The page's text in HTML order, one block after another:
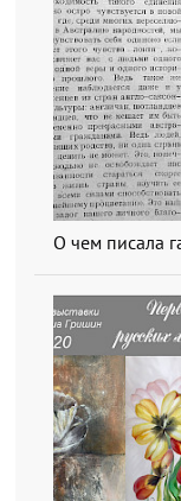
О чем писала